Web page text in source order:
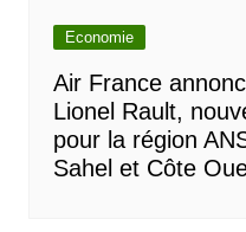
Economie
Air France
Lionel Rault,
pour la région
Sahel et Côte